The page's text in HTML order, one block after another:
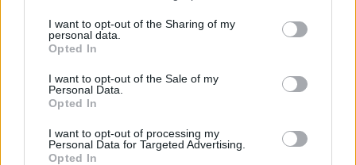
I want to opt-out of the Sharing of my
personal data.
Opted In
I want to opt-out of the Sale of my
Personal Data.
Opted In
I want to opt-out of processing my
Personal Data for Targeted Advertising.
Opted In
СО ПИШТОЛ ПА ПОГОДИЛ КУЌА
НАЈЧИТАНИ ВО ПОСЛЕДНИ 7 ДЕНА
Ахмети кажа што го мачи: